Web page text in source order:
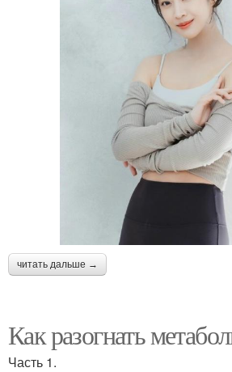
читать дальше →
Как разогнать
Часть 1.